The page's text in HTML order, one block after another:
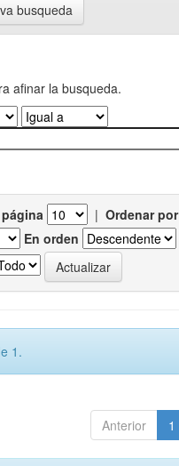
busqueda
afinar la busqueda.
| Ordenar por
En orden
1.
Anterior 1